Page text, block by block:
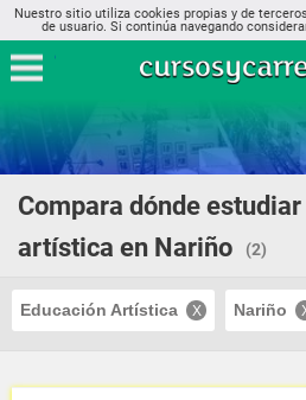
Nuestro sitio utiliza cookies propias y de
de usuario. Si continúa navegando
Compara dónde
artística en Nariño
(2)
Educación Artística Nariño